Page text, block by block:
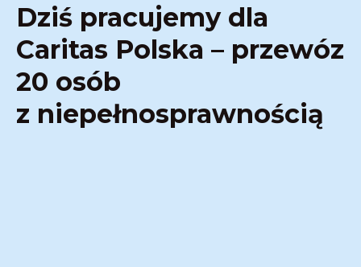
Dziś pracujemy dla
Caritas Polska – przewóz
20 osób
z niepełnosprawnością